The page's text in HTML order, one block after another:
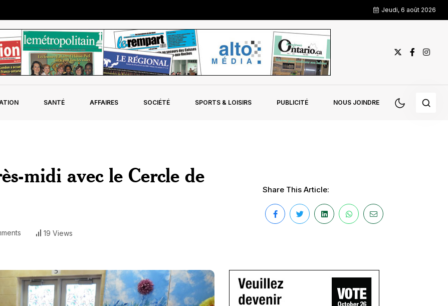
Jeudi, 6 août 2026
SANTÉ AFFAIRES SOCIÉTÉ SPORTS & LOISIRS PUBLICITÉ NOUS JOINDRE
midi avec le Cercle de
19 Views
Share This Article: